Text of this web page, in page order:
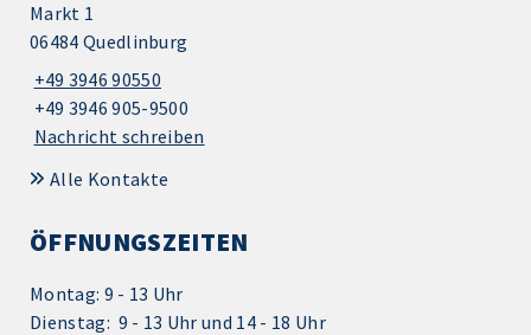
Markt 1
06484 Quedlinburg
+49 3946 90550
+49 3946 905-9500
Nachricht schreiben
Alle Kontakte
ÖFFNUNGSZEITEN
Montag: 9 - 13 Uhr
Dienstag: 9 - 13 Uhr und 14 - 18 Uhr